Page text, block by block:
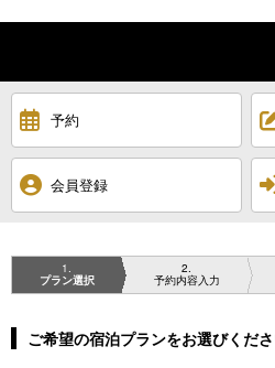
予約
会員登録
1
プラン選択
2
予約内容入力
ご希望の宿泊プランをお選びくださ